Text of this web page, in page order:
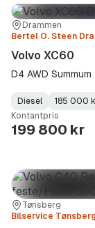
Sted:Drammen
Forhandler:
Bertel O. Steen
Volvo XC60
D4 AWD Summum
Fuel
Type:
Diesel
Kilometerstand :
185 000
Model
Year:
Gearbox
Type:
Kontantpris
199 800 kr
Sted:Tønsberg
Forhandler:
Bilservice Tønsberg